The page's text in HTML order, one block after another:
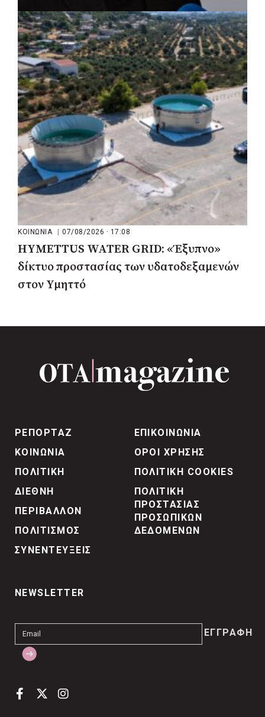
ΡΕΠΟΡΤΑΖ | 07/08/2026 · 17:27
Ο Δούκας για έργα, καθαριότητα και τη
μάχη των επόμενων εκλογών: «Η καλύτερη
μου να κατέβει ο Μπακογιάννης»
ΚΟΙΝΩΝΙΑ 07/08/2026 · 17:08
HYMETTUS WATER GRID: «Έξυπνο»
δίκτυο προστασίας των υδατοδεξαμενών
στον Υμηττό
ΡΕΠΟΡΤΑΖ
ΚΟΙΝΩΝΙΑ
ΠΟΛΙΤΙΚΗ
ΔΙΕΘΝΗ
ΠΕΡΙΒΑΛΛΟΝ
ΠΟΛΙΤΙΣΜΟΣ
ΣΥΝΕΝΤΕΥΞΕΙΣ
ΕΠΙΚΟΙΝΩΝΙΑ
ΟΡΟΙ ΧΡΗΣΗΣ
ΠΟΛΙΤΙΚΗ COOKIES
ΠΟΛΙΤΙΚΗ
ΠΡΟΣΤΑΣΙΑΣ
ΠΡΟΣΩΠΙΚΩΝ
ΔΕΔΟΜΕΝΩΝ
NEWSLETTER